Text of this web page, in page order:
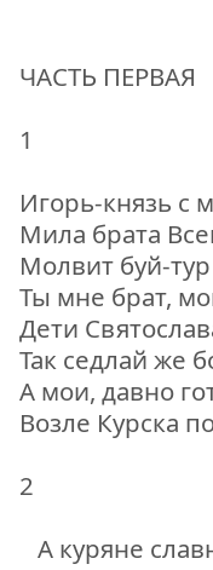
ЧАСТЬ ПЕРВАЯ
1
Игорь-князь с
Мила брата
Молвит буй-
Ты мне брат,
Дети
Так седлай же
А мои, давно
Возле Курска
2
А куряне